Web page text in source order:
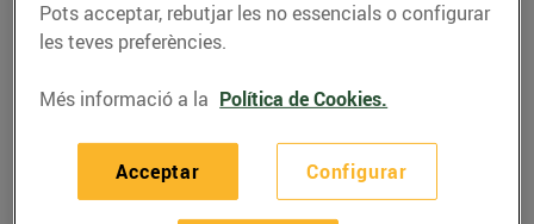
aliments poden tenir diferents propietats per a la
Aquesta informació és la base de la
cromoteràpia, una disciplina que sosté que els
Pots acceptar, rebutjar les no essencials o configurar
les teves preferències.
Més informació a la Política de Cookies.
Configurar
Acceptar